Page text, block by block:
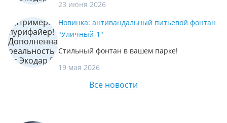
23 июня 2026
Новинка: антивандальный питьевой фонтан
"Уличный-1"
Стильный фонтан в вашем парке!
19 мая 2026
Все новости